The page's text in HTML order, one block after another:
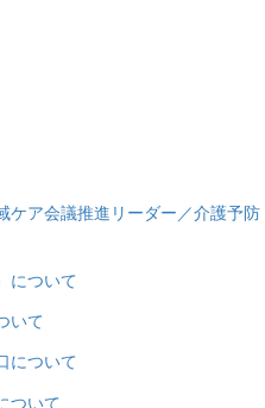
ケア会議推進リーダー／介護予防
について
いて
について
ついて